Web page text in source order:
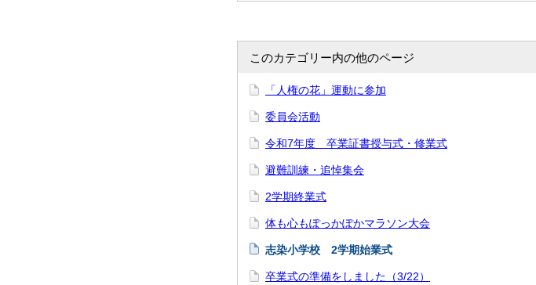
このカテゴリー内の他のページ
「人権の花」運動に参加
委員会活動
令和7年度 卒業証書授与式・修業式
避難訓練・追悼集会
2学期終業式
体も心もぽっかぽかマラソン大会
志染小学校 2学期始業式
卒業式の準備をしました（3/22）